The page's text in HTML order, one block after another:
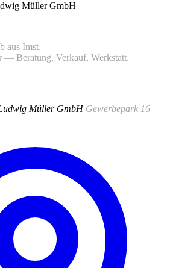
Müller GmbH
aus Imst.
— Beratung, Verkauf, Werkstatt.
Müller GmbH Gewerbepark 16